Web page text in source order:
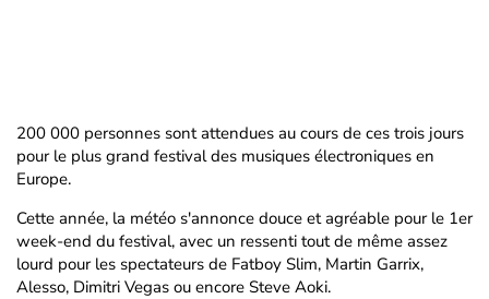
200 000 personnes sont attendues au cours de ces trois jours
pour le plus grand festival des musiques électroniques en
Europe.
Cette année, la météo s'annonce douce et agréable pour le 1er
week-end du festival, avec un ressenti tout de même assez
lourd pour les spectateurs de Fatboy Slim, Martin Garrix,
Alesso, Dimitri Vegas ou encore Steve Aoki.